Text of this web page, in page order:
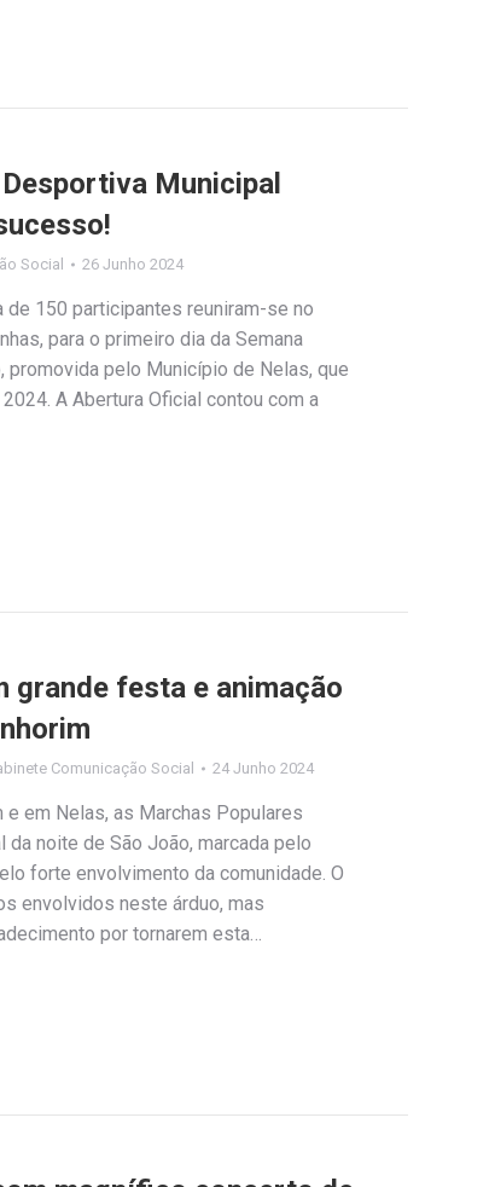
Municipal
Social 26 Junho 2024
de 150 participantes reuniram-se no
para o primeiro dia da Semana
promovida pelo Município de Nelas, que
A Abertura Oficial contou com a
grande festa e animação
Comunicação Social 24 Junho 2024
e em Nelas, as Marchas Populares
noite de São João, marcada pelo
forte envolvimento da comunidade. O
envolvidos neste árduo, mas
por tornarem esta…